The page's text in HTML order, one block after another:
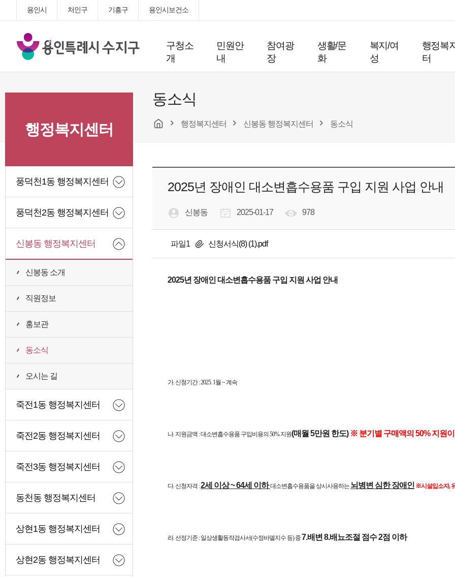
용인시 처인구 기흥구 용인시보건소
용
인
특
시
구
구청소
개
민원안
내
참여광
장
생활/문
화
복지/여
성
행정복
터
행정복지센터
풍덕천1동 행정복지센터
풍덕천2동 행정복지센터
신봉동 행정복지센터
신봉동 소개
직원정보
홍보관
동소식
오시는 길
죽전1동 행정복지센터
죽전2동 행정복지센터
죽전3동 행정복지센터
동천동 행정복지센터
상현1동 행정복지센터
상현2동 행정복지센터
동소식
행정복지센터 신봉동 행정복지센터 동소식
2025년 장애인 대소변흡수용품 구입 지원 사업 안내
신봉동 2025-01-17 978
파일1 신청서식(8) (1).pdf
2025년 장애인 대소변흡수용품 구입 지원 사업 안내
가. 신청기간 : 2025. 1월 ~ 계속
나. 지원금액 : 대소변흡수용품 구입비용의 50% 지원(매월 5만원 한도) ※ 분기별 구매액의 50% 지원이
다. 신청자격 :2세 이상 ~ 64세 이하대소변흡수용품을 상시사용하는 뇌병변 심한 장애인 ※시설입소자,
라. 선정기준 : 일상생활동작검사서(수정바델지수 등) 중7.배변 8.배뇨조절 점수 2점 이하